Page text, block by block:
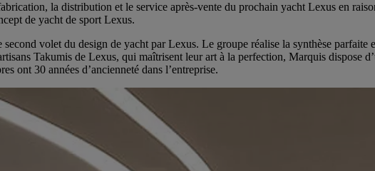
la distribution et le service après-vente du prochain yacht Lexus en
de yacht de sport Lexus.
volet du design de yacht par Lexus. Le groupe réalise la synthèse parfaite
Takumis de Lexus, qui maîtrisent leur art à la perfection, Marquis dispose
ont 30 années d’ancienneté dans l’entreprise.